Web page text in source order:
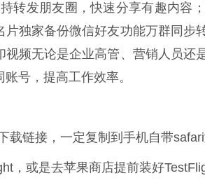
转发朋友圈，快速分享有趣内容
片独家备份微信好友功能万群同步
视频无论是企业高管、营销人员还
号，提高工作效率。
载链接，一定复制到手机自带safari
，或是去苹果商店提前装好